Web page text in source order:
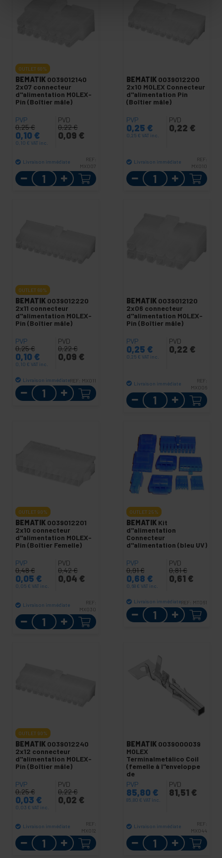
OUTLET 60%
BEMATIK 0039012140
2x07 connecteur
d"alimentation MOLEX-
Pin (Boîtier mâle)
PVP
0,25€
0,10 €
0,10 € VAT inc.
PVD
0,22€
0,09 €
Livraison immédiate
REF:
MX007
Quantité
BEMATIK 0039012200
2x10 MOLEX Connecteur
d"alimentation Pin
(Boîtier mâle)
PVP
0,25 €
0,25 € VAT inc.
PVD
0,22 €
Livraison immédiate
REF:
MX010
Quantité
OUTLET 60%
BEMATIK 0039012220
2x11 connecteur
d"alimentation MOLEX-
Pin (Boîtier mâle)
PVP
0,25€
0,10 €
0,10 € VAT inc.
PVD
0,22€
0,09 €
Livraison immédiateREF: MX011
Quantité
BEMATIK 0039012120
2x06 connecteur
d"alimentation MOLEX-
Pin (Boîtier mâle)
PVP
0,25 €
0,25 € VAT inc.
PVD
0,22 €
Livraison immédiate
REF:
MX006
Quantité
OUTLET 90%
BEMATIK 0039012201
2x10 connecteur
d"alimentation MOLEX-
Pin (Boîtier Femelle)
PVP
0,48€
0,05 €
0,05 € VAT inc.
PVD
0,42€
0,04 €
Livraison immédiate
REF:
MX030
Quantité
OUTLET 25%
BEMATIK Kit
d"alimentation
Connecteur
d"alimentation (bleu UV)
PVP
0,91€
0,68 €
0,68 € VAT inc.
PVD
0,81€
0,61 €
Livraison immédiateREF: MT061
Quantité
OUTLET 90%
BEMATIK 0039012240
2x12 connecteur
d"alimentation MOLEX-
Pin (Boîtier mâle)
PVP
0,25€
0,03 €
0,03 € VAT inc.
PVD
0,22€
0,02 €
Livraison immédiate
REF:
MX012
Quantité
BEMATIK 0039000039
MOLEX
Terminalmetálico Coil
(femelle à l"enveloppe
de
PVP
85,80 €
85,80 € VAT inc.
PVD
81,51 €
Livraison immédiate
REF:
MX044
Quantité